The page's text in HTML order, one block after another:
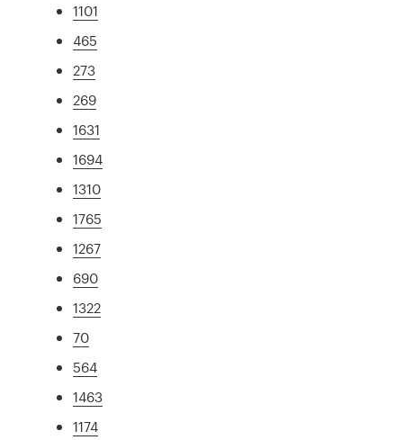
1101
465
273
269
1631
1694
1310
1765
1267
690
1322
70
564
1463
1174